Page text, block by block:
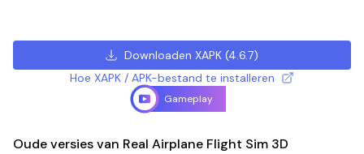
Downloaden XAPK (4.6.7)
Hoe XAPK / APK-bestand te installeren
Gameplay
Oude versies van Real Airplane Flight Sim 3D